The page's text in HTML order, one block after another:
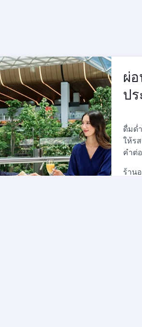
ผ่
ป
ดื่มด่
ให้ร
คำต่
ร้าน